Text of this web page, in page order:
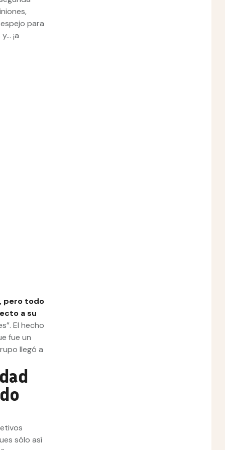
para
¡a
pero todo
a su
El hecho
fue un
llegó a
sólo así